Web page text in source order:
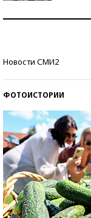
Новости СМИ2
ФОТОИСТОРИИ